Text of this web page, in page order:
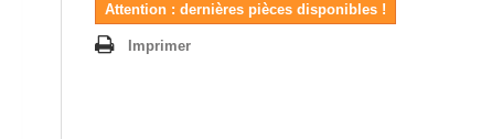
Attention : dernières pièces disponibles !
Imprimer